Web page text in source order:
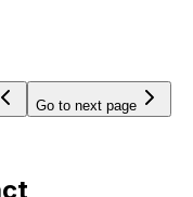
Go to next page